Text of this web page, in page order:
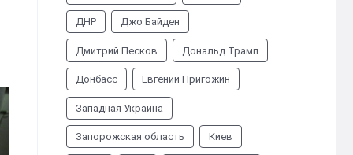
ДНР Джо Байден
Дмитрий Песков Дональд Трамп
Донбасс Евгений Пригожин
Западная Украина
Запорожская область Киев